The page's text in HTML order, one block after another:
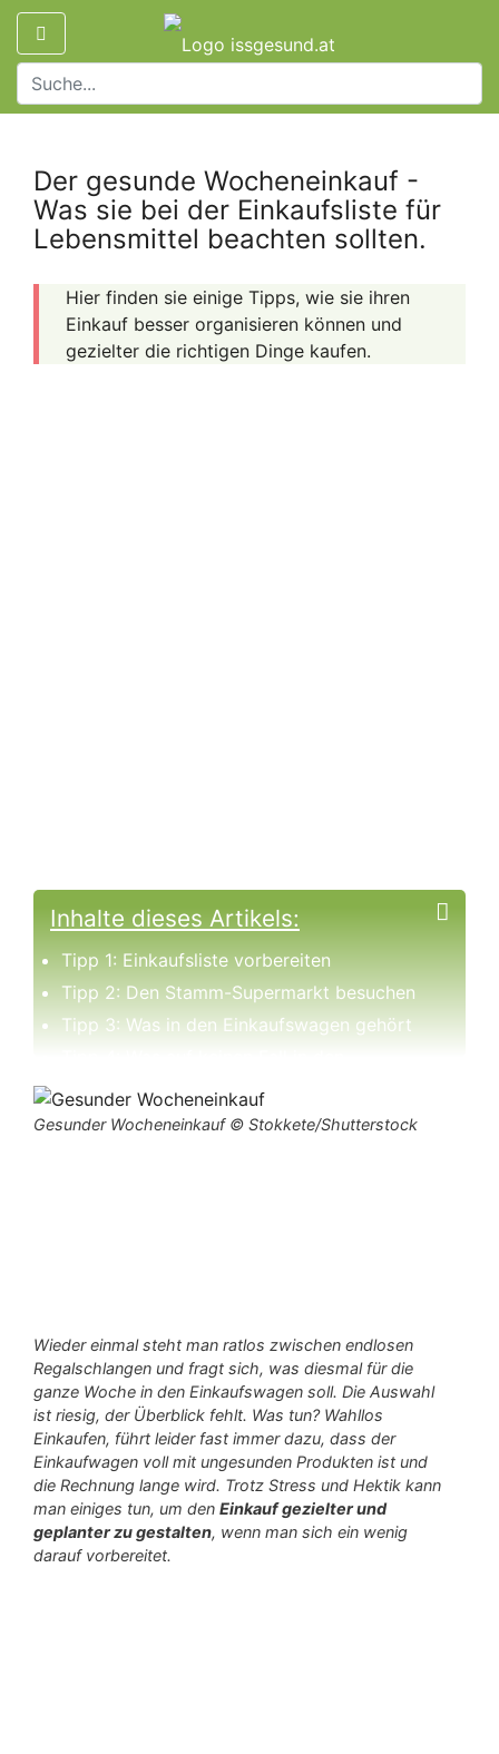
Der gesunde Wocheneinkauf -
Was sie bei der Einkaufsliste für
Lebensmittel beachten sollten.
Hier finden sie einige Tipps, wie sie ihren
Einkauf besser organisieren können und
gezielter die richtigen Dinge kaufen.
Inhalte dieses Artikels:
Tipp 1: Einkaufsliste vorbereiten
Tipp 2: Den Stamm-Supermarkt besuchen
Tipp 3: Was in den Einkaufswagen gehört
Tipp 5: Produkte auswählen, die sie kennen
Gesunder Wocheneinkauf © Stokkete/Shutterstock
Wieder einmal steht man ratlos zwischen endlosen
Regalschlangen und fragt sich, was diesmal für die
ganze Woche in den Einkaufswagen soll. Die Auswahl
ist riesig, der Überblick fehlt. Was tun? Wahllos
Einkaufen, führt leider fast immer dazu, dass der
Einkaufwagen voll mit ungesunden Produkten ist und
die Rechnung lange wird. Trotz Stress und Hektik kann
man einiges tun, um den Einkauf gezielter und
geplanter zu gestalten, wenn man sich ein wenig
darauf vorbereitet.